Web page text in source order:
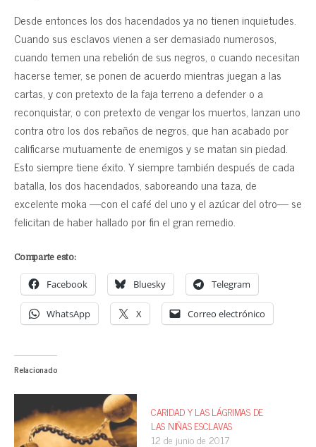
Desde entonces los dos hacendados ya no tienen inquietudes.
Cuando sus esclavos vienen a ser demasiado numerosos,
cuando temen una rebelión de sus negros, o cuando necesitan
hacerse temer, se ponen de acuerdo mientras juegan a las
cartas, y con pretexto de la faja terreno a defender o a
reconquistar, o con pretexto de vengar los muertos, lanzan uno
contra otro los dos rebaños de negros, que han acabado por
calificarse mutuamente de enemigos y se matan sin piedad.
Esto siempre tiene éxito. Y siempre también después de cada
batalla, los dos hacendados, saboreando una taza, de
excelente moka —con el café del uno y el azúcar del otro— se
felicitan de haber hallado por fin el gran remedio.
Comparte esto:
Facebook Bluesky Telegram
WhatsApp X Correo electrónico
Relacionado
CARIDAD Y LAS LÁGRIMAS DE
LAS NIÑAS ESCLAVAS
12 de junio de 2017